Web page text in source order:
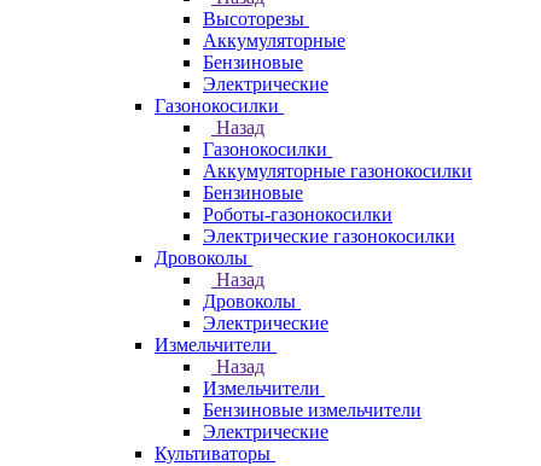
Высоторезы
Аккумуляторные
Бензиновые
Электрические
Газонокосилки
Назад
Газонокосилки
Аккумуляторные газонокосилки
Бензиновые
Роботы-газонокосилки
Электрические газонокосилки
Дровоколы
Назад
Дровоколы
Электрические
Измельчители
Назад
Измельчители
Бензиновые измельчители
Электрические
Культиваторы